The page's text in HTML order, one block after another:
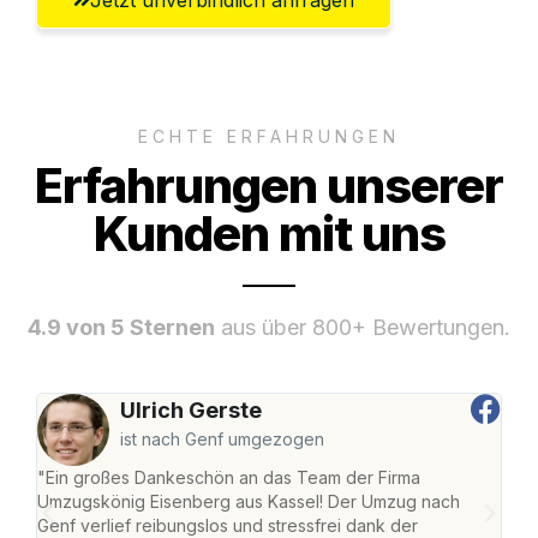
ECHTE ERFAHRUNGEN
Erfahrungen unserer
Kunden mit uns
4.9 von 5 Sternen aus über 800+ Bewertungen.
Ulrich Gerste
ist nach Genf umgezogen
"Ein großes Dankeschön an das Team der Firma
Umzugskönig Eisenberg aus Kassel! Der Umzug nach
Genf verlief reibungslos und stressfrei dank der